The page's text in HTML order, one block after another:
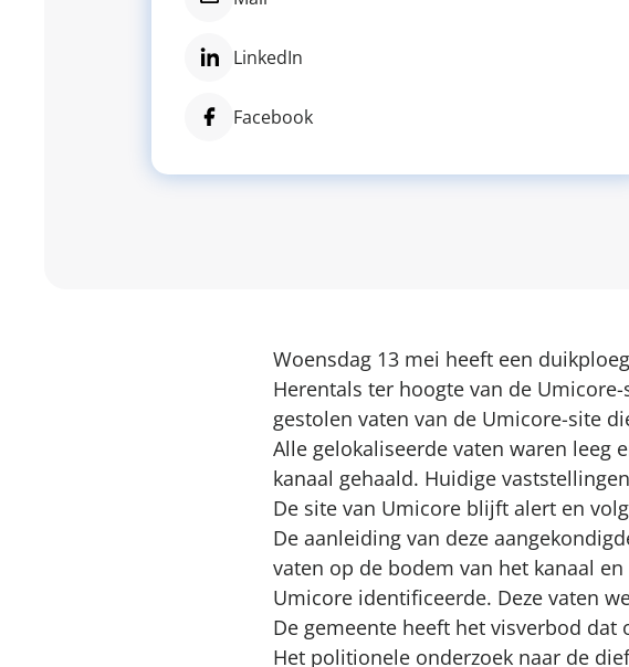
LinkedIn
Facebook
Woensdag 13 mei heeft een
Herentals ter hoogte van de
gestolen vaten van de Umicore-site
Alle gelokaliseerde vaten waren leeg
kanaal gehaald. Huidige
De site van Umicore blijft alert en
De aanleiding van deze
vaten op de bodem van het kanaal
Umicore identificeerde. Deze vaten
De gemeente heeft het visverbod dat
Het politionele onderzoek naar de